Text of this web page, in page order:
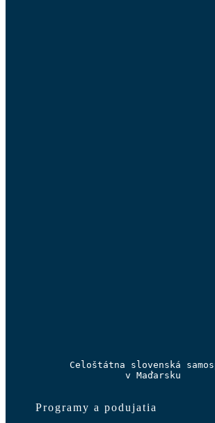
Celoštátna slovenská
v Maďarsku
Programy a podujatia